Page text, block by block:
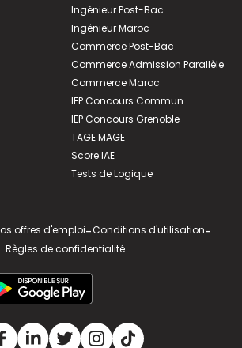
Ingénieur Post-Bac
Ingénieur Maroc
Commerce Post-Bac
Commerce Admission Parallèle
Commerce Maroc
IEP Concours Commun
IEP Concours Grenoble
TAGE MAGE
Score IAE
Tests de Logique
offres d'emploi-Conditions d'utilisation-
Règles de confidentialité